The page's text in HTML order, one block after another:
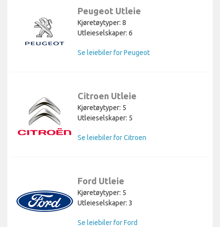
Peugeot Utleie
Kjøretøytyper: 8
Utleieselskaper: 6
Se leiebiler for Peugeot
Citroen Utleie
Kjøretøytyper: 5
Utleieselskaper: 5
Se leiebiler for Citroen
Ford Utleie
Kjøretøytyper: 5
Utleieselskaper: 3
Se leiebiler for Ford